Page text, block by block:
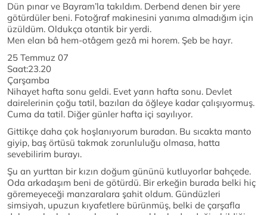
Dün pınar ve Bayram’la takıldım. Derbend denen bir yere
götürdüler beni. Fotoğraf makinesini yanıma almadığım için
üzüldüm. Oldukça otantik bir yerdi.
Men elan bâ hem-otâgem gezâ mi horem. Şeb be hayr.
25 Temmuz 07
Saat:23.20
Çarşamba
Nihayet hafta sonu geldi. Evet yarın hafta sonu. Devlet
dairelerinin çoğu tatil, bazıları da öğleye kadar çalışıyormuş.
Cuma da tatil. Diğer günler hafta içi sayılıyor.
Gittikçe daha çok hoşlanıyorum buradan. Bu sıcakta manto
giyip, baş örtüsü takmak zorunluluğu olmasa, hatta
sevebilirim burayı.
Şu an yurttan bir kızın doğum gününü kutluyorlar bahçede.
Oda arkadaşım beni de götürdü. Bir erkeğin burada belki hiç
göremeyeceği manzaralara şahit oldum. Gündüzleri
simsiyah, upuzun kıyafetlere bürünmüş, belki de çarşafla